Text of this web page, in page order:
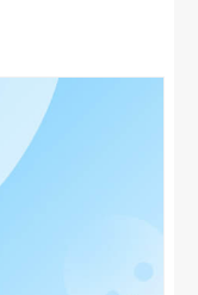
队合作精神。我们